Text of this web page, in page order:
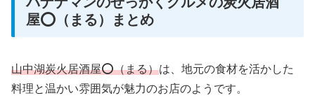
屋⭕️（まる）まとめ
山中湖炭火居酒屋⭕️（まる）は、地元の食材を活かした
料理と温かい雰囲気が魅力のお店のようです。